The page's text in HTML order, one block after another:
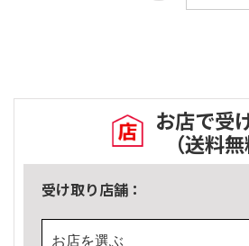
お店で受
（送料無
受け取り店舗：
お店を選ぶ